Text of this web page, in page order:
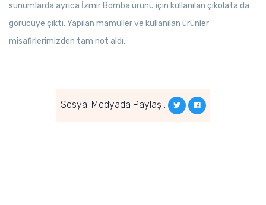
sunumlarda ayrıca İzmir Bomba ürünü için kullanılan çikolata da
görücüye çıktı. Yapılan mamüller ve kullanılan ürünler
misafirlerimizden tam not aldı.
Sosyal Medyada Paylaş :